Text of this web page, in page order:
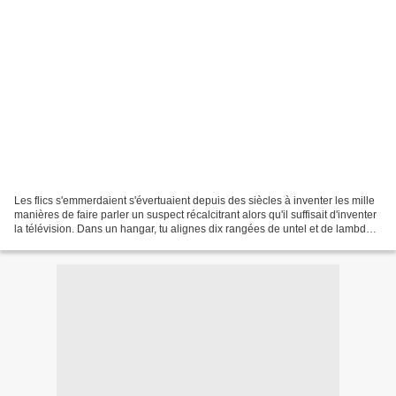
Les flics s'emmerdaient s'évertuaient depuis des siècles à inventer les mille
manières de faire parler un suspect récalcitrant alors qu'il suffisait d'inventer
la télévision. Dans un hangar, tu alignes dix rangées de untel et de lambda